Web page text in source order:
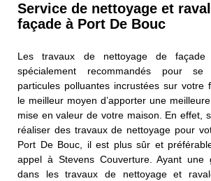
Service de nettoyage et
façade à Port De Bouc
Les travaux de nettoyage de
spécialement recommandés pour se
particules polluantes incrustées sur votre
le meilleur moyen d’apporter une
mise en valeur de votre maison. En effet,
réaliser des travaux de nettoyage pour
Port De Bouc, il est plus sûr et
appel à Stevens Couverture. Ayant une
dans les travaux de nettoyage et